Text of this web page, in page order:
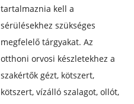
tartalmaznia kell a
sérülésekhez szükséges
megfelelő tárgyakat. Az
otthoni orvosi készletekhez a
szakértők gézt, kötszert,
kötszert, vízálló szalagot, ollót,